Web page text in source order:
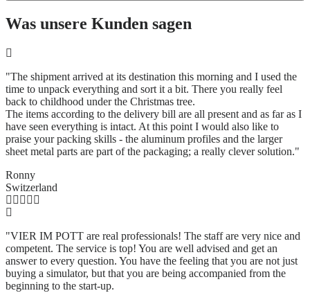
Was unsere Kunden sagen
"The shipment arrived at its destination this morning and I used the
time to unpack everything and sort it a bit. There you really feel
back to childhood under the Christmas tree.
The items according to the delivery bill are all present and as far as I
have seen everything is intact. At this point I would also like to
praise your packing skills - the aluminum profiles and the larger
sheet metal parts are part of the packaging; a really clever solution."
Ronny
Switzerland
"VIER IM POTT are real professionals! The staff are very nice and
competent. The service is top! You are well advised and get an
answer to every question. You have the feeling that you are not just
buying a simulator, but that you are being accompanied from the
beginning to the start-up.